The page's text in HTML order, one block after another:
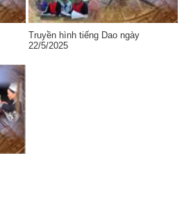
Truyền hình tiếng Dao ngày
22/5/2025